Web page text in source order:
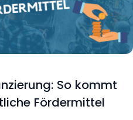
So kommt
Fördermittel